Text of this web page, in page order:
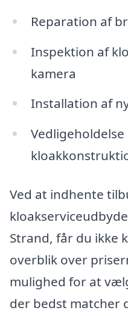
Reparation af
Inspektion af
kamera
Installation af
Ved at indhente
Strand, får du ikke
overblik over
mulighed for at
der bedst matcher